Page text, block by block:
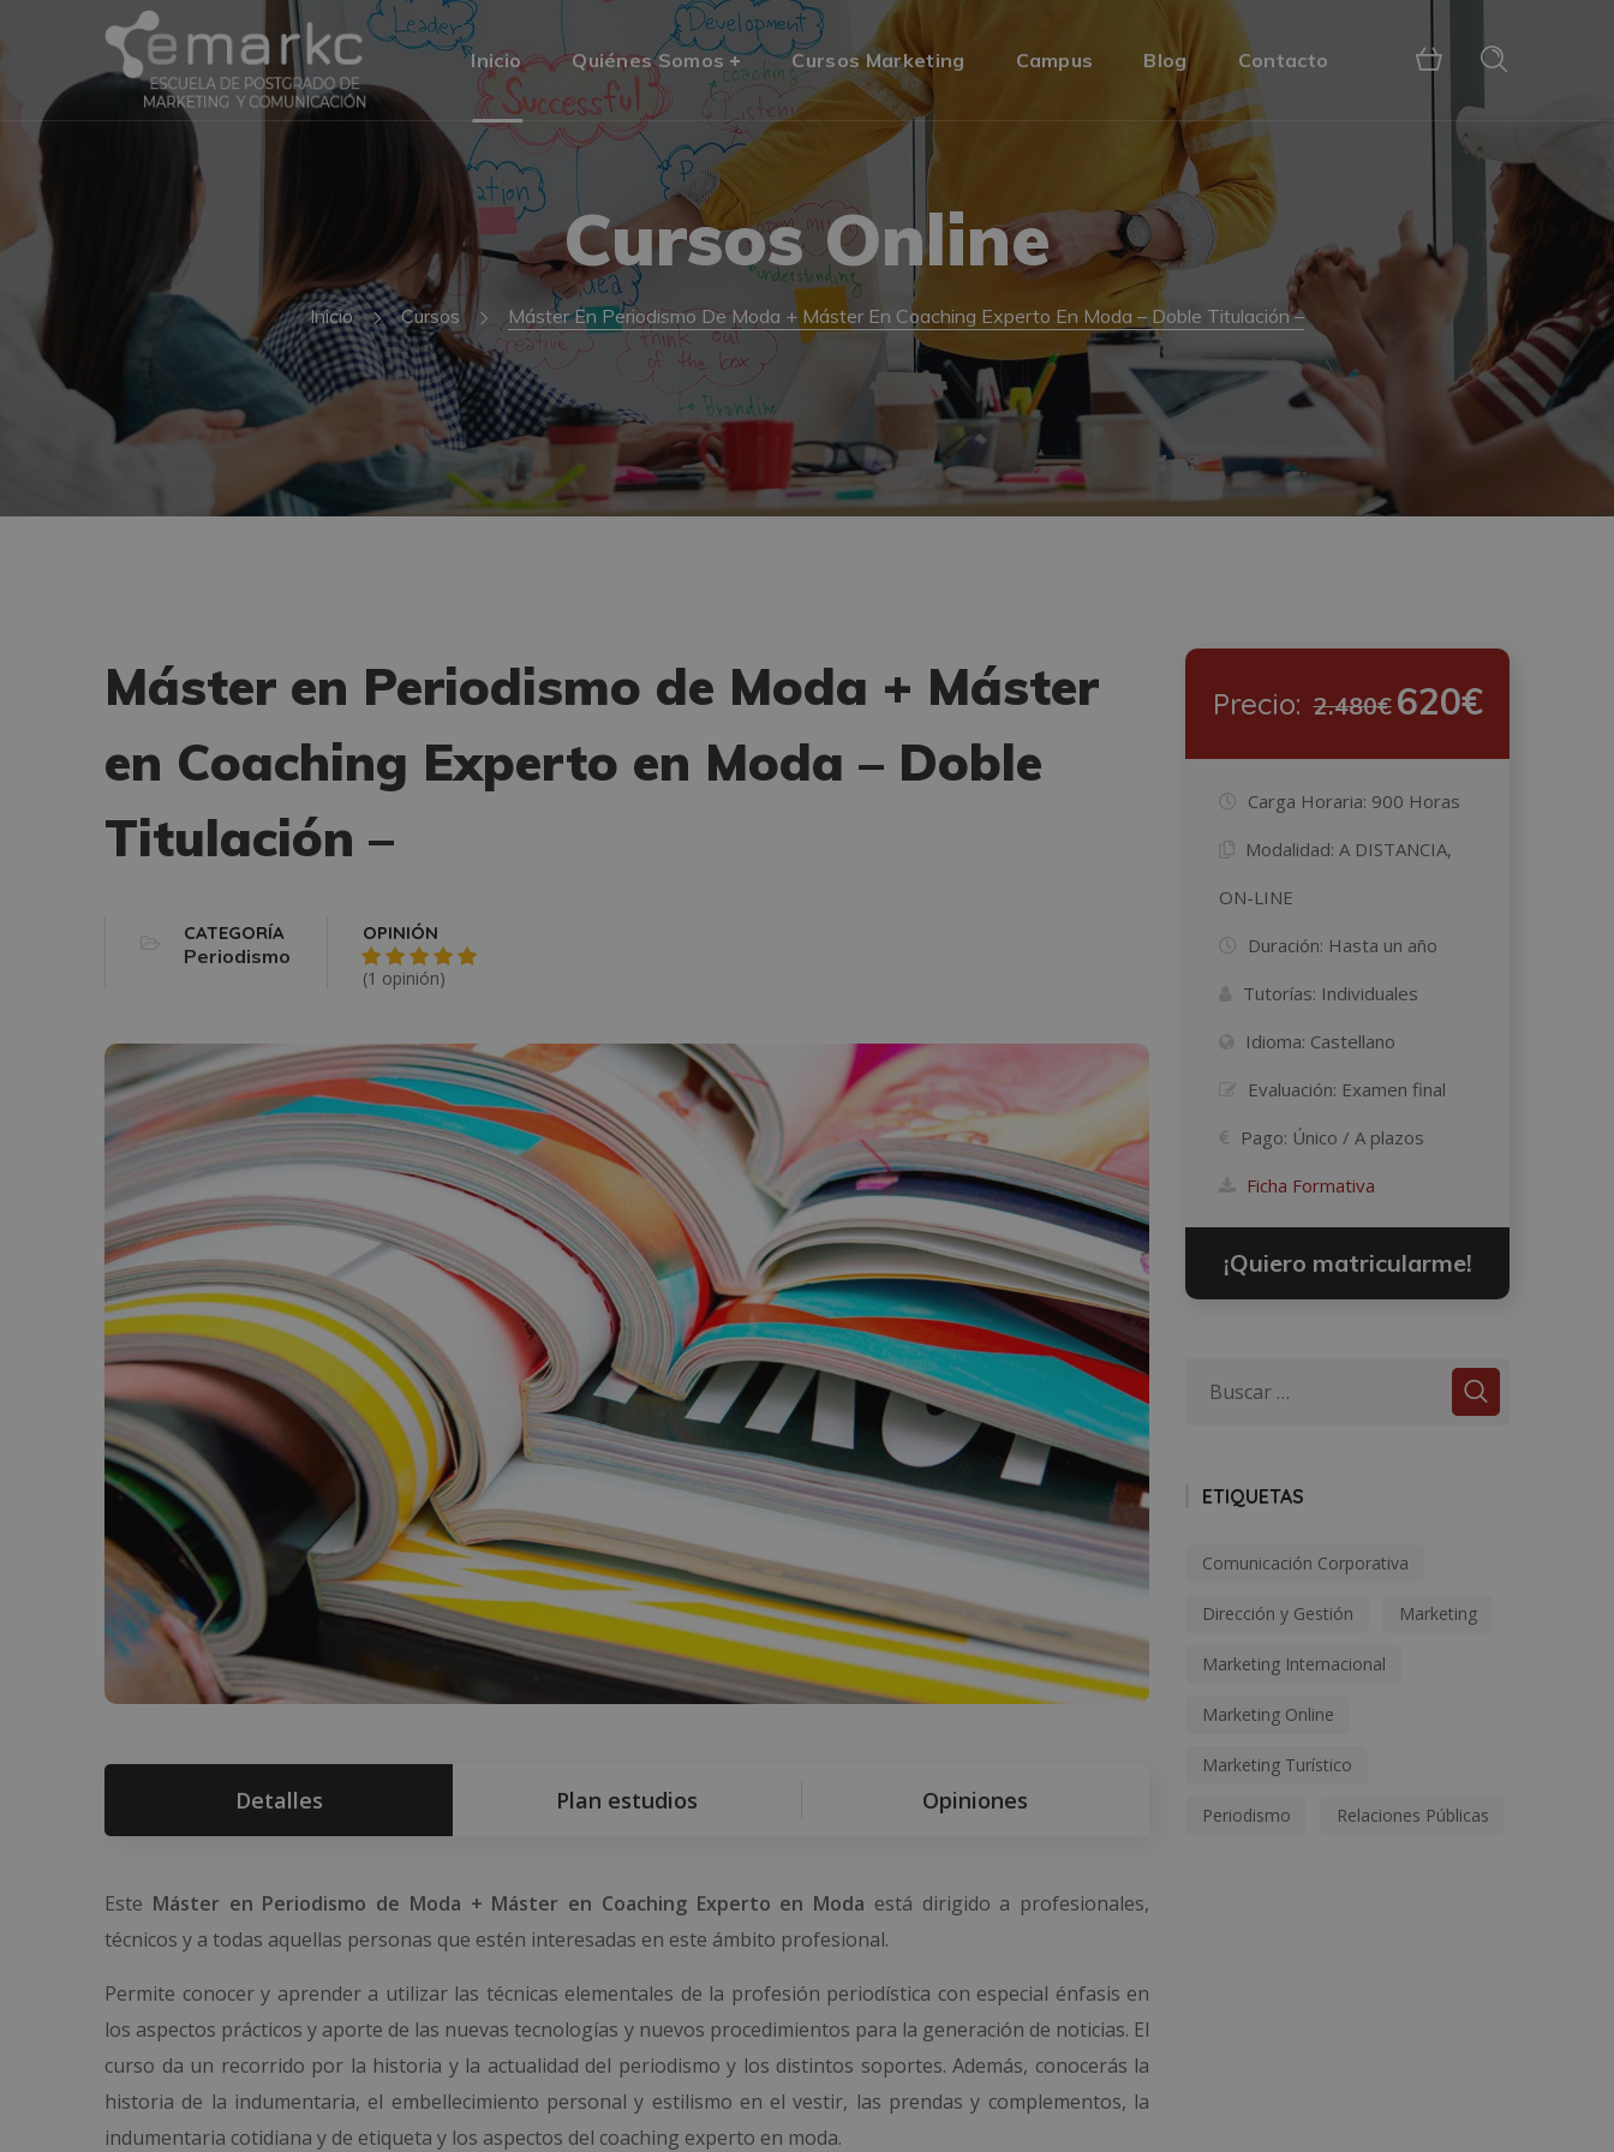
Inicio Quiénes Somos Cursos Marketing Campus Blog Contacto
Cursos Online
Inicio Cursos Máster En Periodismo De Moda + Máster En Coaching Experto En Moda – Doble Titulación –
Máster en Periodismo de Moda + Máster
en Coaching Experto en Moda – Doble
Titulación –
CATEGORÍA
Periodismo
OPINIÓN
(1 opinión)
Detalles Plan estudios Opiniones
Este Máster en Periodismo de Moda + Máster en Coaching Experto en Moda está dirigido a profesionales,
técnicos y a todas aquellas personas que estén interesadas en este ámbito profesional.
Permite conocer y aprender a utilizar las técnicas elementales de la profesión periodística con especial énfasis en
los aspectos prácticos y aporte de las nuevas tecnologías y nuevos procedimientos para la generación de noticias. El
curso da un recorrido por la historia y la actualidad del periodismo y los distintos soportes. Además, conocerás la
historia de la indumentaria, el embellecimiento personal y estilismo en el vestir, las prendas y complementos, la
indumentaria cotidiana y de etiqueta y los aspectos del coaching experto en moda.
Precio: 2.480€ 620€
Carga Horaria: 900 Horas
Modalidad: A DISTANCIA,
ON-LINE
Duración: Hasta un año
Tutorías: Individuales
Idioma: Castellano
Evaluación: Examen final
Pago: Único / A plazos
Ficha Formativa
¡Quiero matricularme!
ETIQUETAS
Comunicación Corporativa
Dirección y Gestión Marketing
Marketing Internacional
Marketing Online
Marketing Turístico
Periodismo Relaciones Públicas